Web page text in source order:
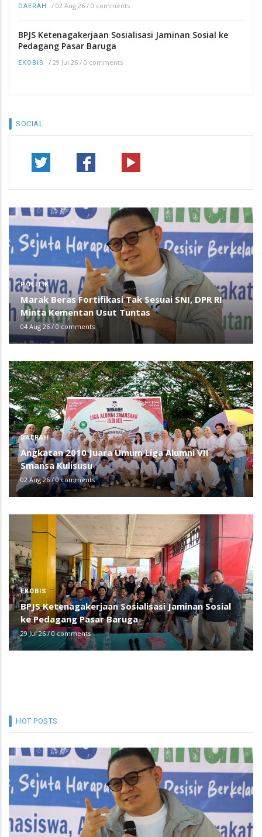
DAERAH / 02 Aug 26 / 0 comments
BPJS Ketenagakerjaan Sosialisasi Jaminan Sosial ke
Pedagang Pasar Baruga
EKOBIS / 29 Jul 26 / 0 comments
SOCIAL
POLITIK
Marak Beras Fortifikasi Tak Sesuai SNI, DPR RI
Minta Kementan Usut Tuntas
04 Aug 26 / 0 comments
DAERAH
Angkatan 2010 Juara Umum Liga Alumni VII
Smansa Kulisusu
02 Aug 26/0 comments
EKOBIS
BPJS Ketenagakerjaan Sosialisasi Jaminan Sosial
ke Pedagang Pasar Baruga
29 Jul 26/0 comments
HOT POSTS